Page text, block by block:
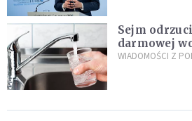
Sejm
darmowej
WIADOMOŚCI Z